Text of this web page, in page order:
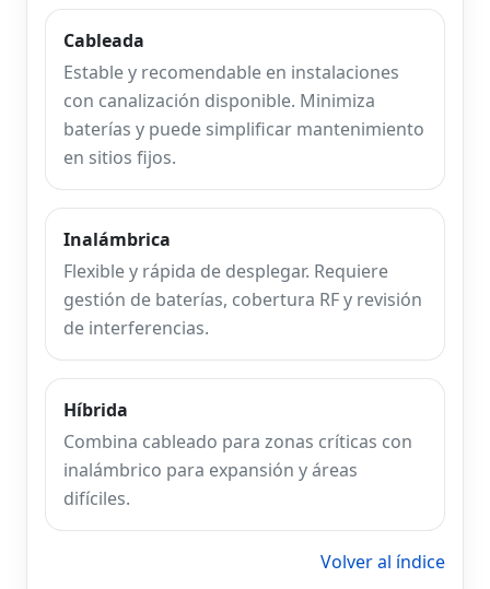
Cableada
Estable y recomendable en instalaciones
con canalización disponible. Minimiza
baterías y puede simplificar mantenimiento
en sitios fijos.
Inalámbrica
Flexible y rápida de desplegar. Requiere
gestión de baterías, cobertura RF y revisión
de interferencias.
Híbrida
Combina cableado para zonas críticas con
inalámbrico para expansión y áreas
difíciles.
Volver al índice